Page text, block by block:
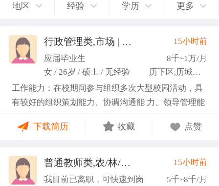
地区 经验 学历 更多
行政管理类,市场 | 媒介 | 广告 | 设计,人事/行政/后勤
15小时前
应届毕业生
8千~1万/月
女 / 26岁 / 硕士 / 无经验
历下区,历城区,市中区
工作能力：在校期间参与组织多次大型校园活动，具
有较好的组织策划能力、协调沟通能 力、领导管理能
务； 学习能力：有清晰的自我定位，能够很好地吸纳
做事认真细心，具有较强的执行力、高度敬业精神、
良好的职业操 守和团队协作精神。
下载简历 收藏 点赞
普通教师类,农/林/牧/渔业 (张卓璐)15小时前
我目前已离职，可快速到岗
5千~8千/月